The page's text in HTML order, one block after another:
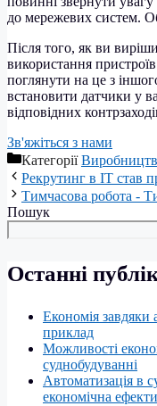
до мережевих систем.
Після того, як ви
використання
поглянути на це з
встановити датчики у
відповідних
Зв'яжіться з нами
Категорії
Рекрутинг в ІТ став
Тимчасова робота -
Пошук
Останні
Економія завдяки
приклад
Можливості
суднобудуванні
Автоматизація в
економічна